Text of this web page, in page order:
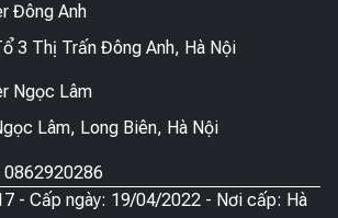
Đông Anh
3 Thị Trấn Đông Anh, Hà Nội
Ngọc Lâm
Lâm, Long Biên, Hà Nội
0862920286
- Cấp ngày: 19/04/2022 - Nơi cấp: Hà